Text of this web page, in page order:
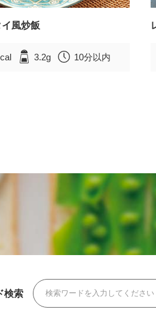
風炒飯
3.2g 10分以内
検索